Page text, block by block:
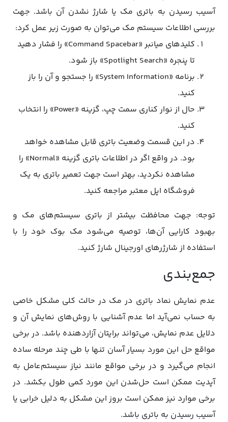
آسیب رسیدن به باتری مک یا شارژ نشدن آن باشد. جهت
بررسی اطلاعات سیستم مک می‌توان به صورت زیر عمل کرد:
کلیدهای میانبر «Command Spacebar» را فشار دهید
تا پنجره «Spotlight Search» باز شود.
برنامه «System Information» را جستجو و آن را باز
کنید.
حال از نوار کناری سمت چپ، گزینه «Power» را انتخاب
کنید.
در این قسمت وضعیت باتری قابل مشاهده خواهد
بود. در واقع اگر در اطلاعات باتری گزینه «Normal» را
مشاهده نکردید، بهتر است جهت تعمیر باتری به یک
فروشگاه اپل معتبر مراجعه کنید.
توجه: جهت محافظت بیشتر از باتری سیستم‌های مک و
بهبود کارایی آن‌ها، توصیه می‌شود مک ‌بوک خود را با
استفاده از شارژرهای اورجینال شارژ کنید.
جمع‌بندی
عدم نمایش نماد باتری در مک در حالت کلی مشکل خاصی
به حساب نمی‌آید اما عدم آشنایی با روش‌های نمایش آن و
دلایل عدم نمایش، می‌تواند برایتان آزاردهنده باشد. در برخی
مواقع حل این مورد بسیار آسان تنها با طی چند مرحله ساده
انجام می‌گیرد و در برخی مواقع مانند نیاز سیستم‌عامل به
آپدیت ممکن است حل‌شدن این مورد کمی طول بکشد. در
برخی موارد نیز ممکن است بروز این مشکل به دلیل خرابی یا
آسیب رسیدن به باتری باشد.